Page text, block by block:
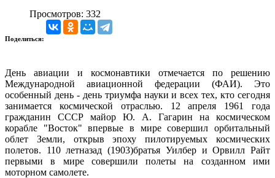
Просмотров: 332
Поделиться:
День авиации и космонавтики отмечается по решению
Международной авиационной федерации (ФАИ). Это
особенный день - день триумфа науки и всех тех, кто сегодня
занимается космической отраслью. 12 апреля 1961 года
гражданин СССР майор Ю. А. Гагарин на космическом
корабле "Восток" впервые в мире совершил орбитальный
облет Земли, открыв эпоху пилотируемых космических
полетов. 110 летназад (1903)братья Уилбер и Орвилл Райт
первыми в мире совершили полеты на созданном ими
моторном самолете.